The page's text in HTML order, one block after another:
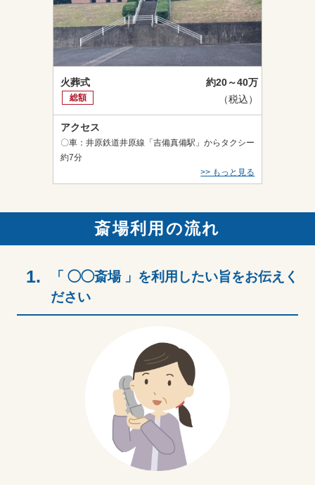
火葬式
総額
約20～40万
（税込）
アクセス
〇車：井原鉄道井原線「吉備真備駅」からタクシー
約7分
>> もっと見る
斎場利用の流れ
1.
「 ◯◯斎場 」を利用したい旨をお伝えく
ださい